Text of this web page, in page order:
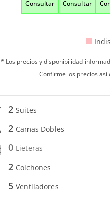
Consultar Consultar
* Los precios y disponibilidad
Confirme los precios así
2Suites
2 Camas Dobles
0 Lieteras
2 Colchones
5Ventiladores